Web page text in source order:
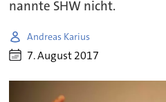
nannte SHW nicht.
Andreas Karius
7. August 2017